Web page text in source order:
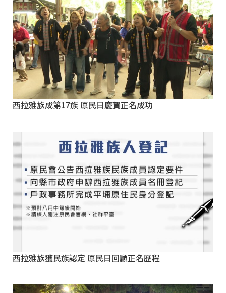
西拉雅族成第17族 原民日慶賀正名成功
西拉雅族獲民族認定 原民日回顧正名歷程